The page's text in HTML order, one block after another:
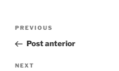
Navegação
Post
Previous
Post
PREVIOUS
Post anterior
Next
NEXT